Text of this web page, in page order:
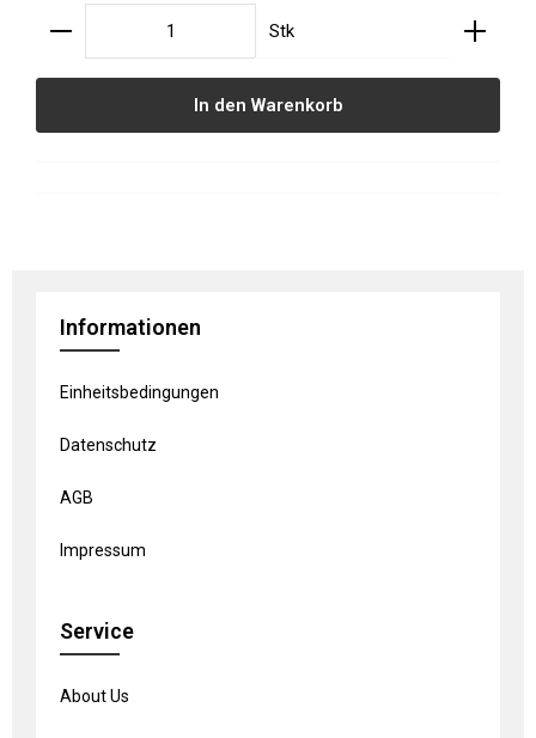
Produkt Anzahl: Gib den gewünschten Wert ein
Stk
In den Warenkorb
Informationen
Einheitsbedingungen
Datenschutz
AGB
Impressum
Service
About Us